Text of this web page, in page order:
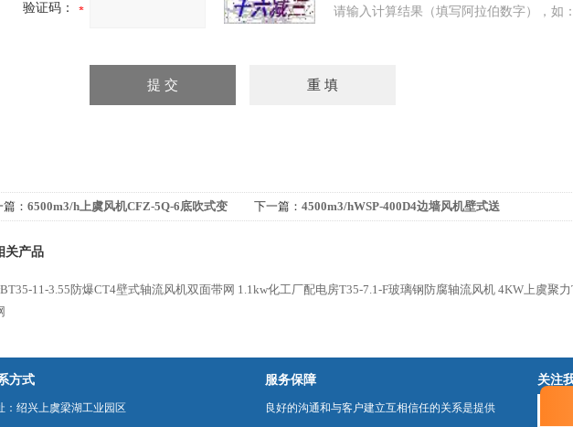
验证码： 请输入计算结果（填写阿拉伯数字），如
： 6500m3/h上虞风机CFZ-5Q-6底吹式变
下一篇： 4500m3/hWSP-400D4边墙风机壁式送
关产品
11-3.55防爆CT4壁式轴流风机双面带网 1.1kw化工厂配电房T35-7.1-F玻璃钢防腐轴流风机 4KW上虞聚
方式
：绍兴上虞梁湖工业园区
服务保障
良好的沟通和与客户建立互相信任的关系是提供
关注